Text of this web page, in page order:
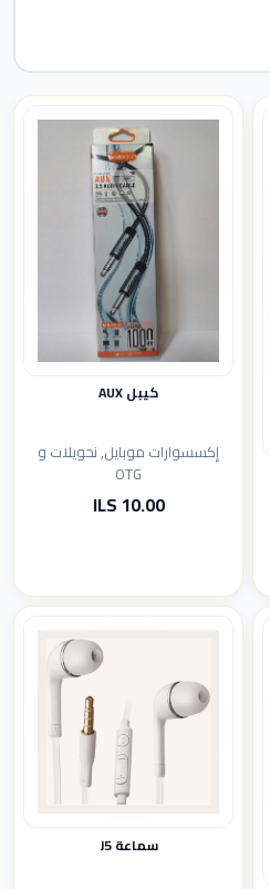
كيبل AUX
إكسسوارات موبايل, نحويلات و
OTG
10.00 ILS
سماعة J5